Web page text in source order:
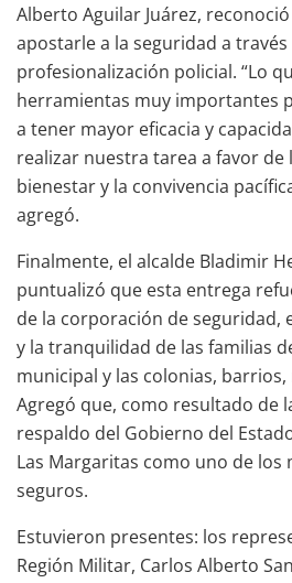
Alberto Aguilar Juárez,
apostarle a la seguridad a
profesionalización policial. “Lo
herramientas muy importantes
a tener mayor eficacia y
realizar nuestra tarea a favor de
bienestar y la convivencia
agregó.
Finalmente, el alcalde Bladimir
puntualizó que esta entrega
de la corporación de seguridad,
y la tranquilidad de las familias
municipal y las colonias,
Agregó que, como resultado de
respaldo del Gobierno del
Las Margaritas como uno de los
seguros.
Estuvieron presentes: los
Región Militar, Carlos Alberto